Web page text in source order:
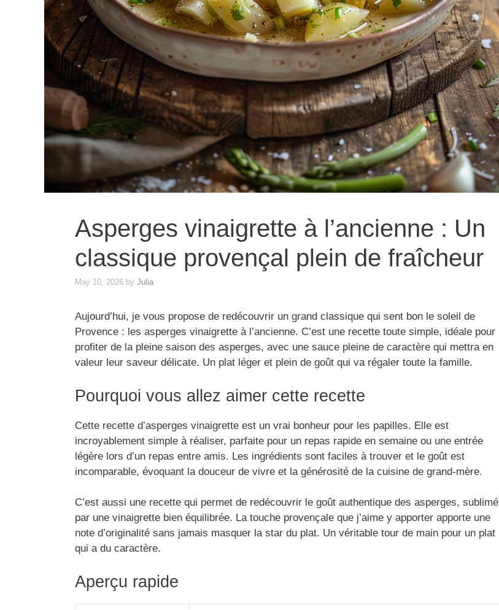
Asperges vinaigrette à l’ancienne : Un
classique provençal plein de fraîcheur
May 10, 2026 by Julia
Aujourd’hui, je vous propose de redécouvrir un grand classique qui sent bon le soleil de
Provence : les asperges vinaigrette à l’ancienne. C’est une recette toute simple, idéale pour
profiter de la pleine saison des asperges, avec une sauce pleine de caractère qui mettra en
valeur leur saveur délicate. Un plat léger et plein de goût qui va régaler toute la famille.
Pourquoi vous allez aimer cette recette
Cette recette d’asperges vinaigrette est un vrai bonheur pour les papilles. Elle est
incroyablement simple à réaliser, parfaite pour un repas rapide en semaine ou une entrée
légère lors d’un repas entre amis. Les ingrédients sont faciles à trouver et le goût est
incomparable, évoquant la douceur de vivre et la générosité de la cuisine de grand-mère.
C’est aussi une recette qui permet de redécouvrir le goût authentique des asperges, sublimé
par une vinaigrette bien équilibrée. La touche provençale que j’aime y apporter apporte une
note d’originalité sans jamais masquer la star du plat. Un véritable tour de main pour un plat
qui a du caractère.
Aperçu rapide